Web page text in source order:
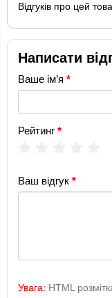
Відгуків про цей
Написати
Ваше ім’я
Рейтинг
Ваш відгук
Увага: HTML